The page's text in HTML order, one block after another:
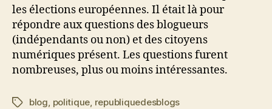
les élections européennes. Il était là pour
répondre aux questions des blogueurs
(indépendants ou non) et des citoyens
numériques présent. Les questions furent
nombreuses, plus ou moins intéressantes.
Étiquettes
blog politique republiquedesblogs